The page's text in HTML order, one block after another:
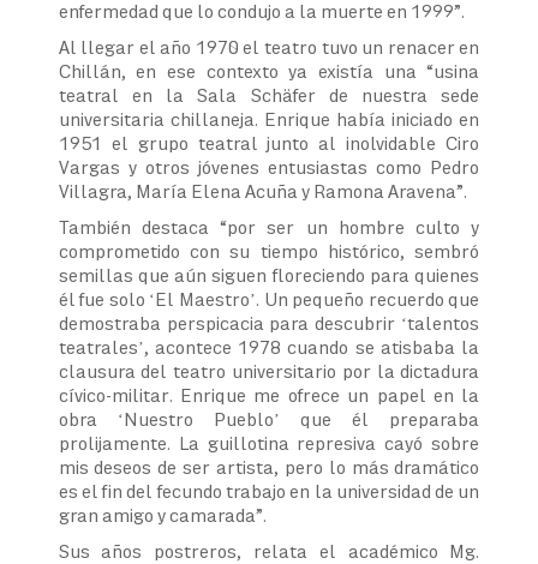
enfermedad que lo condujo a la muerte en 1999”.
Al llegar el año 1970 el teatro tuvo un renacer en
Chillán, en ese contexto ya existía una “usina
teatral en la Sala Schäfer de nuestra sede
universitaria chillaneja. Enrique había iniciado en
1951 el grupo teatral junto al inolvidable Ciro
Vargas y otros jóvenes entusiastas como Pedro
Villagra, María Elena Acuña y Ramona Aravena”.
También destaca “por ser un hombre culto y
comprometido con su tiempo histórico, sembró
semillas que aún siguen floreciendo para quienes
él fue solo ‘El Maestro’. Un pequeño recuerdo que
demostraba perspicacia para descubrir ‘talentos
teatrales’, acontece 1978 cuando se atisbaba la
clausura del teatro universitario por la dictadura
cívico-militar. Enrique me ofrece un papel en la
obra ‘Nuestro Pueblo’ que él preparaba
prolijamente. La guillotina represiva cayó sobre
mis deseos de ser artista, pero lo más dramático
es el fin del fecundo trabajo en la universidad de un
gran amigo y camarada”.
Sus años postreros, relata el académico Mg.